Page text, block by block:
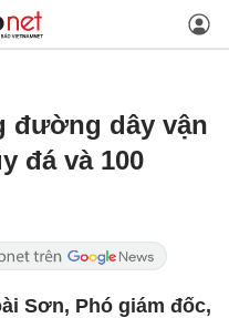
đường dây vận
đá và 100
Sơn, Phó giám đốc,